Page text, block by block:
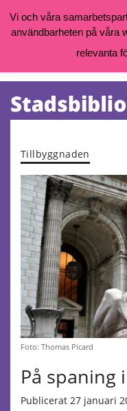
Vill du söka böcker, logga
goteborg.se/
Öppettider, katalog och
Tjänster
Tillbyggnaden
Foto: Thomas Picard
På spaning
Publicerat 27 januari
Vi och våra
användbarheten på våra
relevanta